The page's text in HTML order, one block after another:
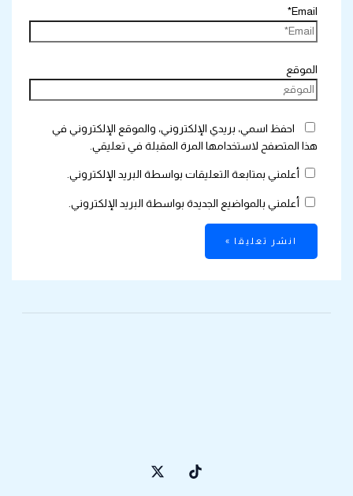
Email*
الموقع
احفظ اسمي، بريدي الإلكتروني، والموقع الإلكتروني في
هذا المتصفح لاستخدامها المرة المقبلة في تعليقي.
أعلمني بمتابعة التعليقات بواسطة البريد الإلكتروني.
أعلمني بالمواضيع الجديدة بواسطة البريد الإلكتروني.